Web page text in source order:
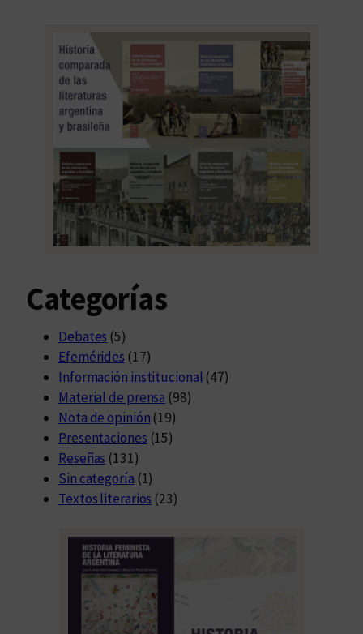
Categorías
Debates (5)
Efemérides (17)
Información institucional (47)
Material de prensa (98)
Nota de opinión (19)
Presentaciones (15)
Reseñas (131)
Sin categoría (1)
Textos literarios (23)